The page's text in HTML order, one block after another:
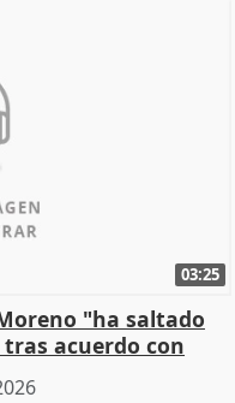
03:25
"ha saltado
acuerdo con